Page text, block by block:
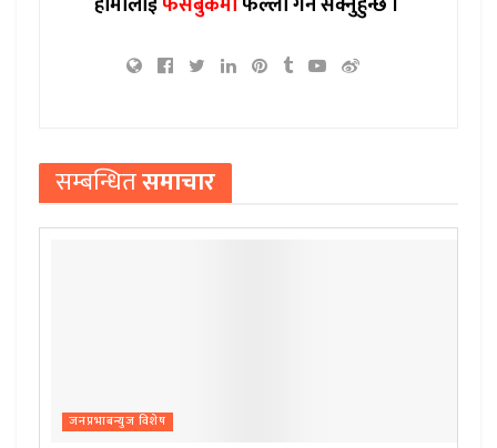
सम्बन्धितसमाचार
जनप्रभाबन्युज विशेष